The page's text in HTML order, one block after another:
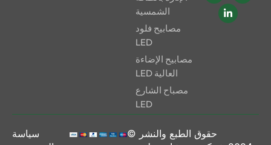
تركيب مصباح الفيضان
يومياً
الشمسية
مصابيح فلود
LED
مصابيح الإضاءة
العالية LED
مصباح الشارع
LED
حقوق الطبع والنشر ©
سياسة